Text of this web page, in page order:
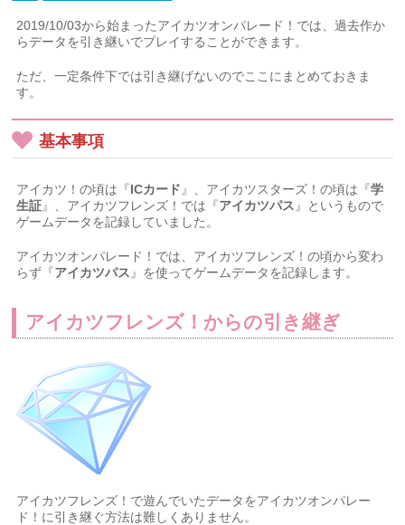
2019/10/03から始まったアイカツオンパレード！では、過去作か
らデータを引き継いでプレイすることができます。
ただ、一定条件下では引き継げないのでここにまとめておきま
す。
基本事項
アイカツ！の頃は『ICカード 』、アイカツスターズ！の頃は『学
生証』、アイカツフレンズ！では『アイカツパス 』というもので
ゲームデータを記録していました。
アイカツオンパレード！では、アイカツフレンズ！の頃から変わ
らず『アイカツパス 』を使ってゲームデータを記録します。
アイカツフレンズ！からの引き継ぎ
アイカツフレンズ！で遊んでいたデータをアイカツオンパレー
ド！に引き継ぐ方法は難しくありません。